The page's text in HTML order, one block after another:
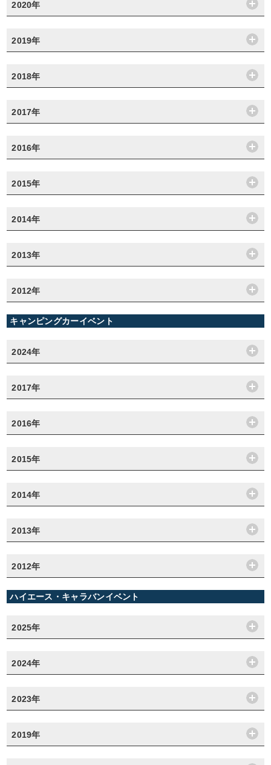
2020年
2019年
2018年
2017年
2016年
2015年
2014年
2013年
2012年
キャンピングカーイベント
2024年
2017年
2016年
2015年
2014年
2013年
2012年
ハイエース・キャラバンイベント
2025年
2024年
2023年
2019年